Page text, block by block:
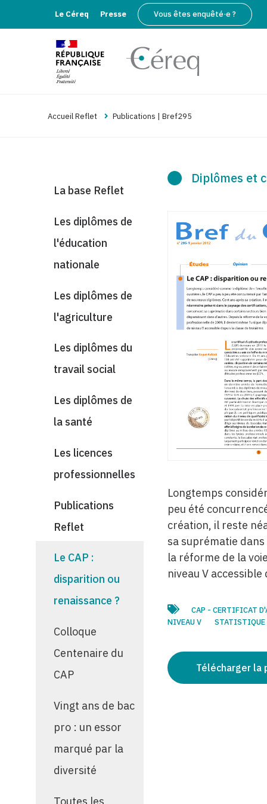
Le Céreq Presse Vous êtes enquêté·e ?
Accueil Reflet Publications | Bref295
La base Reflet
Les diplômes de
l'éducation
nationale
Les diplômes de
l'agriculture
Les diplômes du
travail social
Les diplômes de
la santé
Les licences
professionnelles
Publications
Reflet
Le CAP :
disparition ou
renaissance ?
Colloque
Centenaire du
CAP
Vingt ans de bac
pro : un essor
marqué par la
diversité
Toutes les
Diplômes et
Longtemps
peu été
création, il reste
sa suprématie
la réforme de la
niveau V
CAP - CERTIFICAT
NIVEAU V
STATISTIQUE
Télécharger la